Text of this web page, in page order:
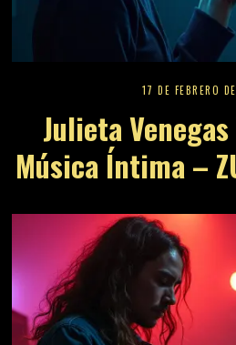
17 DE FEBRERO
Julieta Venegas
Música Íntima –